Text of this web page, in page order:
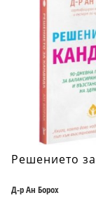
Решението
Д-р Ан Борох